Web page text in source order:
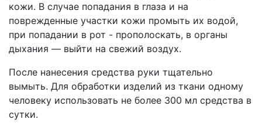
кожи. В случае попадания в глаза и на
поврежденные участки кожи промыть их водой,
при попадании в рот - прополоскать, в органы
дыхания — выйти на свежий воздух.
После нанесения средства руки тщательно
вымыть. Для обработки изделий из ткани одному
человеку использовать не более 300 мл средства в
сутки.